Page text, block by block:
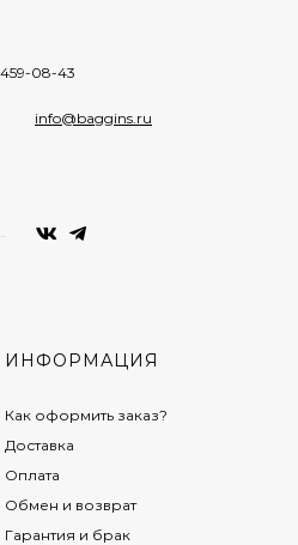
459-08-43
info@baggins.ru
ИНФОРМАЦИЯ
Как оформить заказ?
Доставка
Оплата
Обмен и возврат
Гарантия и брак